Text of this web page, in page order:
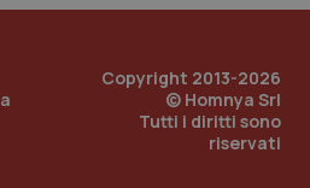
Copyright 2013-2026
© Homnya Srl
Tutti i diritti sono
riservati
Fornitore/
.quotidianosanita.it
1 anno 1
mese
Questo
cookie
viene
utilizzato
da Google
Analytics
Google LLC
5 mesi 4
settimane